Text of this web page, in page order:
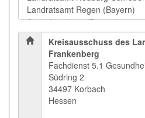
Kreisausschuss des
Frankenberg
Fachdienst 5.1
Südring 2
34497 Korbach
Hessen